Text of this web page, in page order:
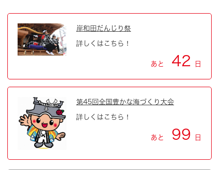
岸和田だんじり祭
詳しくはこちら！
あと 42 日
第45回全国豊かな海づくり大会
詳しくはこちら！
あと 99 日